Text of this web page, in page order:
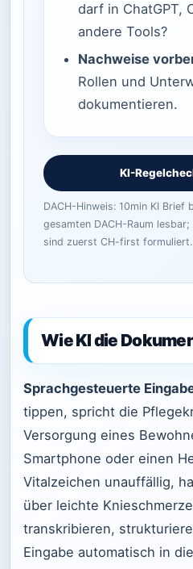
darf in ChatGPT,
andere Tools?
Nachweise
Rollen und
dokumentieren.
KI-
DACH-Hinweis: 10min KI Brief
gesamten DACH-Raum
sind zuerst CH-first formuliert.
Wie KI die
Sprachgesteuerte
tippen, spricht die
Versorgung eines
Smartphone oder einen
Vitalzeichen unauffällig,
über leichte
transkribieren,
Eingabe automatisch in